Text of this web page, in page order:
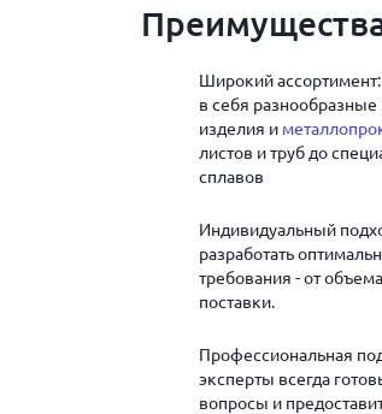
Широкий
в себя разнообразные
изделия и
листов и труб до
сплавов
Индивидуальный
разработать
требования - от
поставки.
Профессиональная
эксперты всегда
вопросы и